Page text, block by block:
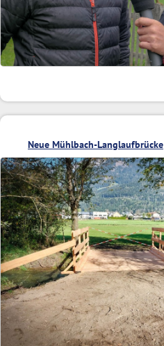
Neue Mühlbach-Langlaufbrücke